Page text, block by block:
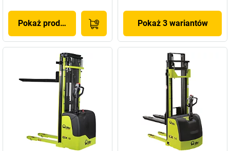
Pokaż produkt Pokaż 3 wariantów